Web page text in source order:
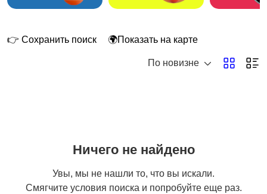
Платья и юбки
👉 Сохранить поиск 🌍Показать на карте
По новизне
Ничего не найдено
Увы, мы не нашли то, что вы искали.
Смягчите условия поиска и попробуйте еще раз.